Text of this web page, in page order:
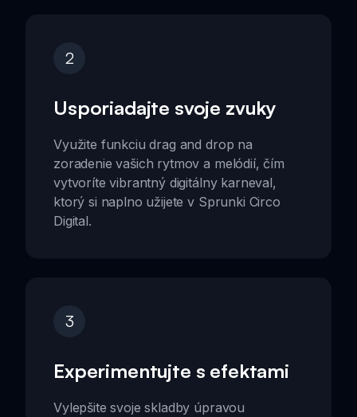
2
Usporiadajte svoje zvuky
Využite funkciu drag and drop na
zoradenie vašich rytmov a melódií, čím
vytvoríte vibrantný digitálny karneval,
ktorý si naplno užijete v Sprunki Circo
Digital.
3
Experimentujte s efektami
Vylepšite svoje skladby úpravou